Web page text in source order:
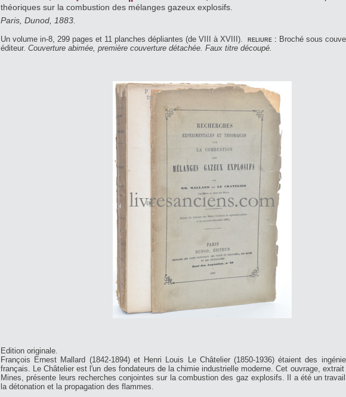
théoriques sur la combustion des mélanges gazeux explosifs.
Paris, Dunod, 1883.
Un volume in-8, 299 pages et 11 planches dépliantes (de VIII à XVIII). reliure : Broché sous
éditeur. Couverture abimée, première couverture détachée. Faux titre découpé.
Edition originale.
François Ernest Mallard (1842-1894) et Henri Louis Le Châtelier (1850-1936) étaient des
français. Le Châtelier est l'un des fondateurs de la chimie industrielle moderne. Cet ouvrage,
Mines, présente leurs recherches conjointes sur la combustion des gaz explosifs. Il a été un
la détonation et la propagation des flammes.